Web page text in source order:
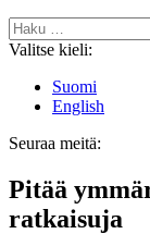
Haku:
Valitse kieli:
Suomi
English
Seuraa meitä:
Pitää
ratkaisuja